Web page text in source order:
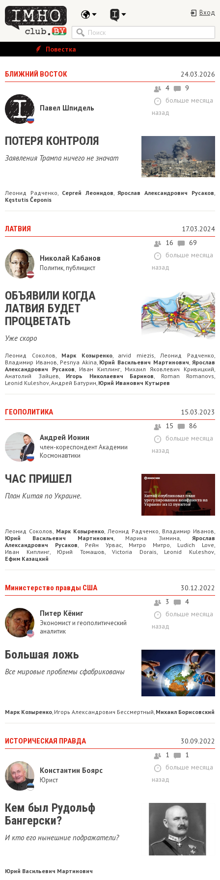
Вход
Повестка
БЛИЖНИЙ ВОСТОК 24.03.2026
Павел Шпидель
4
9
больше месяца
назад
​ПОТЕРЯ КОНТРОЛЯ
Заявления Трампа ничего не значат
Леонид Радченко, Сергей Леонидов,Ярослав Александрович Русаков,
Kęstutis Čeponis
ЛАТВИЯ 17.03.2024
Николай Кабанов
Политик, публицист
16
69
больше месяца
назад
ОБЪЯВИЛИ КОГДА
ЛАТВИЯ БУДЕТ
ПРОЦВЕТАТЬ
Уже скоро
Леонид Соколов, Марк Козыренко, arvid miezis,Леонид Радченко,
Владимир Иванов, Pesnya Akina, Юрий Васильевич Мартинович,Ярослав
Александрович Русаков, Иван Киплинг, Михаил Яковлевич Кривицкий,
Анатолий Зайцев, Игорь Николаевич Баринов, Roman Romanovs,
Leonid Kuleshov,Андрей Батурин, Юрий Иванович Кутырев
ГЕОПОЛИТИКА 15.03.2023
Андрей Ионин
член-кореспондент Академии
Космонавтики
15
86
больше месяца
назад
ЧАС ПРИШЕЛ
План Китая по Украине.
Леонид Соколов Марк Козыренко Леонид Радченко Владимир Иванов
Юрий Васильевич Мартинович Марина Зимина
Ярослав
Александрович Русаков
Рейн Урвас, Митро Митро Ludich Love
Иван Киплинг, Юрий Томашов ,Victoria Dorais Leonid Kuleshov
Ефим Казацкий
Министерство правды США 30.12.2022
Питер Кёниг
Экономист и геополитический
аналитик
3
4
больше месяца
назад
Большая ложь
Все мировые проблемы сфабрикованы
Марк Козыренко Игорь Александрович Бессмертный Михаил Борисовский
ИСТОРИЧЕСКАЯ ПРАВДА 30.09.2022
Константин Боярс
Юрист
1
1
больше месяца
назад
Кем был Рудольф
Бангерски?
И кто его нынешние подражатели?
Юрий Васильевич Мартинович